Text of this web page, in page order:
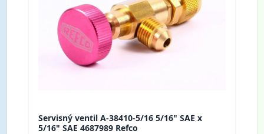
Servisný ventil A-38410-5/16 5/16" SAE x
5/16" SAE 4687989 Refco